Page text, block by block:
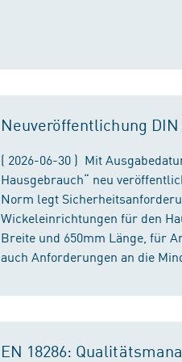
Neuveröffentlichung
( 2026-06-30 ) Mit
Hausgebrauch“ neu
Norm legt
Wickeleinrichtungen für den
Breite und 650mm Länge, für
auch Anforderungen an die
EN 18286: